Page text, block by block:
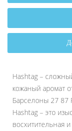
Hashtag –
кожаный аромат
Барселоны 27 87
Hashtag – это
восхитительная